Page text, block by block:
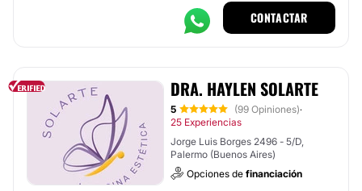
CONTACTAR
DRA. HAYLEN SOLARTE
5 (99 Opiniones)·
25 Experiencias
Jorge Luis Borges 2496 - 5/D,
Palermo (Buenos Aires)
Opciones de financiación